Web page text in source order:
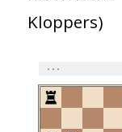
Kloppers)